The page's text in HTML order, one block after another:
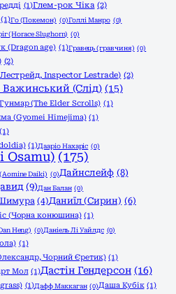
(1)Глем-рок Чіка (2)
(1)Го (Покемон) (0)Голлі Манро (0)
(Horace Slughorn) (0)
(Dragon age) (1)Гравець (гравчиня) (0)
(2)
Inspector Lestrade) (2)
Важинський (Слід) (15)
(The Elder Scrolls) (1)
(Gyomei Himejima) (1)
(1)
(1)Дааріо Нахаріс (0)
Osamu) (175)
Daiki) (0)Дайнслейф (8)
(9)Дан Балан (0)
(4)Даниїл (Сирин) (6)
(Чорна конюшина) (1)
Heng) (0)Даніель Лі Уайлдс (0)
(1)
Чорний Єретик) (1)
Мол (1)Дастін Гендерсон (16)
(1)Дафф Маккаган (0)Даша Кубік (1)